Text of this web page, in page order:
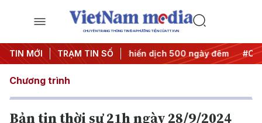
CHUYÊN TRANG THÔNG TIN ĐA PHƯƠNG TIỆN CỦA TTXVN
TIN MỚI TRẠM TIN SỐ
hành động #Chiến dịch 500 ngày đêm #Chống
Chương trình
Bản tin thời sự 21h ngày 28/9/2024